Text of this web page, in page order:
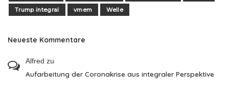
Trump integral
vmem Welle
Neueste Kommentare
Alfred zu
Aufarbeitung der Coronakrise aus integraler Perspektive